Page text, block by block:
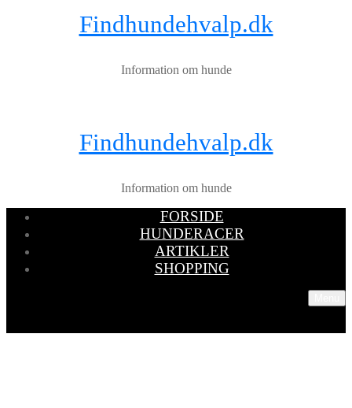
Findhundehvalp.dk
Information om hunde
Findhundehvalp.dk
Information om hunde
FORSIDE
HUNDERACER
ARTIKLER
SHOPPING